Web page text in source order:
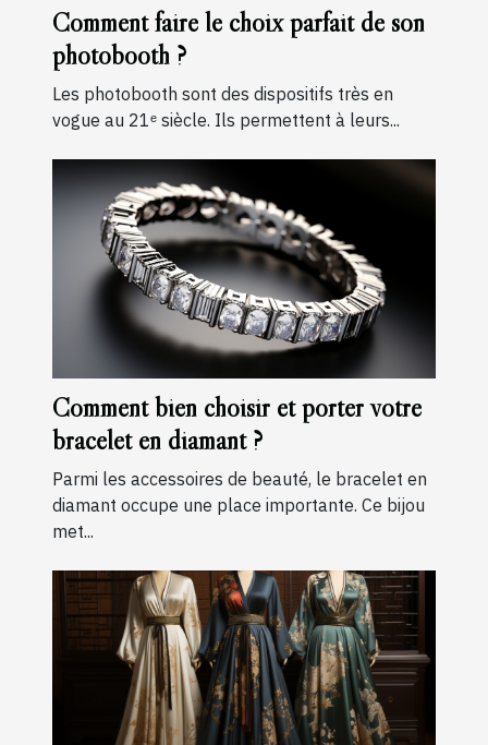
Comment faire le choix parfait de son
photobooth ?
Les photobooth sont des dispositifs très en
vogue au 21ᵉ siècle. Ils permettent à leurs...
Comment bien choisir et porter votre
bracelet en diamant ?
Parmi les accessoires de beauté, le bracelet en
diamant occupe une place importante. Ce bijou
met...